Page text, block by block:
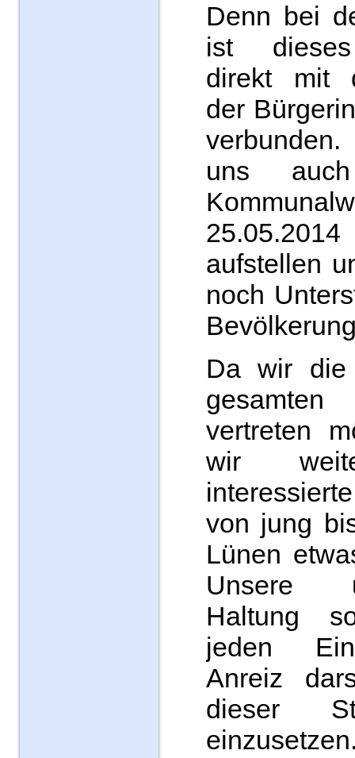
Denn bei
ist dieses
direkt mit
der
uns
aufstellen
noch
Da wir die
vertreten
wir
von jung
Lünen
Unsere
Haltung
jeden
Anreiz
dieser